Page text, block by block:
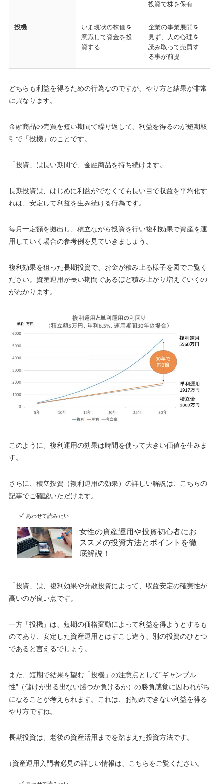
投資で株を保有
投機
いま現状の株価を
意識して資金を投
資する
企業の事業展開を
見ず、人の心理を
読み取って売買す
る事が前提
どちらも利益を得るための行為なのですが、やり方と結果が非常
に異なります。
金融商品の売買を短い期間で繰り返して、利益を得るのが短期取
引で「投機」のことです。
「投資」は長い期間で、金融商品を持ち続けます。
長期投資は、はじめに利益がでなくても長い目で収益を平均化す
れば、安定して利益を生み続ける行為です。
毎月一定額を拠出し、積立ながら投資を行い複利効果で資産を運
用していく場合の参考例を見ていきましょう。
複利効果を狙った長期投資で、お金が積み上る様子を図でご覧く
ださい。資産運用が長い期間であるほど積み上がり増えていくの
がわかります。
このように、複利運用の効果は時間を使って大きい価値を生みま
す。
さらに、積立投資（複利運用の効果）の詳しい解説は、こちらの
記事でご確認いただけます。
あわせて読みたい
女性の資産運用や投資初心者にお
ススメの投資方法とポイントを徹
底解説！
「投資」は、複利効果や分散投資によって、収益安定の確実性が
高いのが良い点です。
一方「投機」は、短期の価格変動によって利益を得ようとするも
のであり、安定した資産運用とはすこし違う、別の投資のひとつ
であると言えるでしょう。
また、短期で結果を望む「投機」の注意点として”ギャンブル
性”（儲けが出る出ない勝つか負けるか）の勝負感覚に囚われがち
になることが考えられます。これは、お勧めできない利益を得る
やり方ですね。
長期投資は、老後の資産活用までを踏まえた投資方法です。
↓資産運用入門者必見の詳しい情報は、こちらをご覧ください。